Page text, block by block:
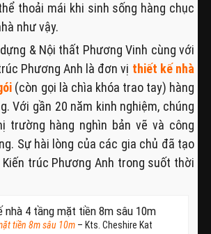
thoải mái khi sinh sống hàng chục
như vậy.
& Nội thất Phương Vinh cùng với
Phương Anh là đơn vị thiết kế nhà
(còn gọi là chìa khóa trao tay) hàng
Với gần 20 năm kinh nghiệm, chúng
trường hàng nghìn bản vẽ và công
Sự hài lòng của các gia chủ đã tạo
trúc Phương Anh trong suốt thời
tiền 8m sâu 10m– Kts. Cheshire Kat